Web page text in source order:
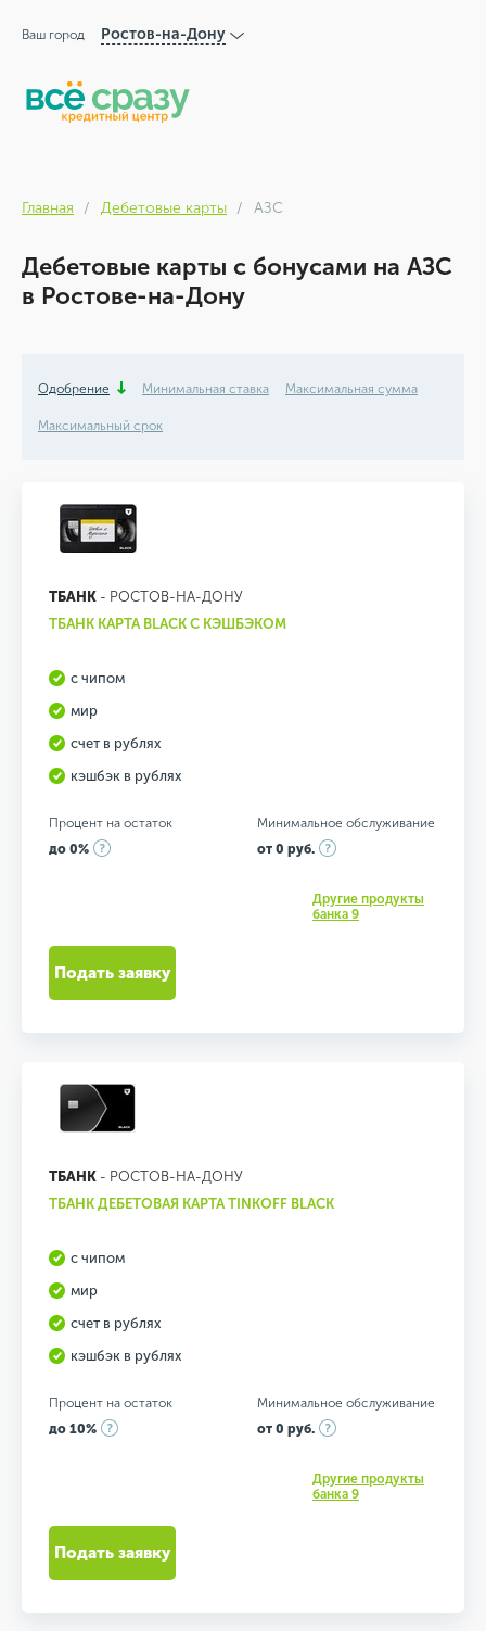
Ваш город Ростов-на-Дону
Главная Дебетовые карты АЗС
Дебетовые карты с бонусами на АЗС
в Ростове-на-Дону
Одобрение Минимальная ставка Максимальная сумма
Максимальный срок
ТБАНК - РОСТОВ-НА-ДОНУ
ТБАНК КАРТА BLACK С КЭШБЭКОМ
с чипом
мир
счет в рублях
кэшбэк в рублях
Процент на остаток
до 0%
Минимальное обслуживание
от 0 руб.
Другие продукты
банка 9
Подать заявку
ТБАНК - РОСТОВ-НА-ДОНУ
ТБАНК ДЕБЕТОВАЯ КАРТА TINKOFF BLACK
с чипом
мир
счет в рублях
кэшбэк в рублях
Процент на остаток
до 10%
Минимальное обслуживание
от 0 руб.
Другие продукты
банка 9
Подать заявку